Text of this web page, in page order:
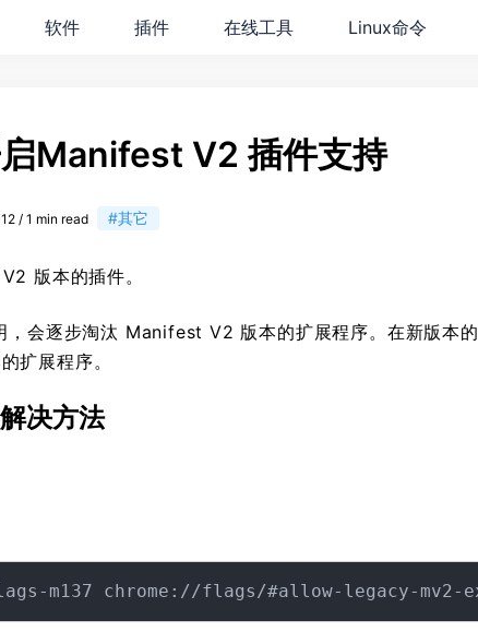
软件 插件 在线工具 Linux命令
Manifest V2 插件支持
/ 1 min read #其它
版本的插件。
，会逐步淘汰 Manifest V2 版本的扩展程序。在新版本的
扩展程序。
解决方法